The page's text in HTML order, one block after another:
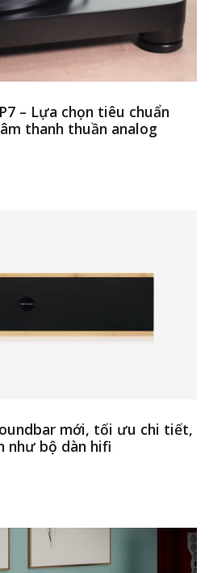
– Lựa chọn tiêu chuẩn
thanh thuần analog
mới, tối ưu chi tiết,
như bộ dàn hifi